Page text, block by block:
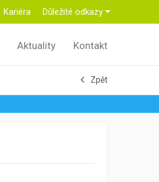
Důležité odkazy
Kariéra
Aktuality Kontakt
Zpět